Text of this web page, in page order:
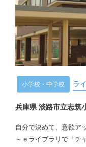
小学校・中学校 ラ
兵庫県 淡路市立志筑
自分で決めて、意欲ア
～ｅライブラリで「チ